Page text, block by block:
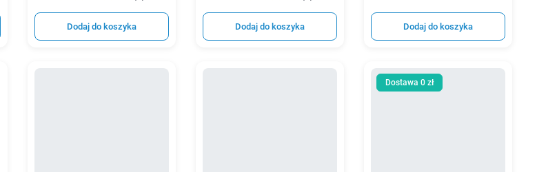
Dodaj do koszyka Dodaj do koszyka Dodaj do koszyka
Dostawa 0 zł